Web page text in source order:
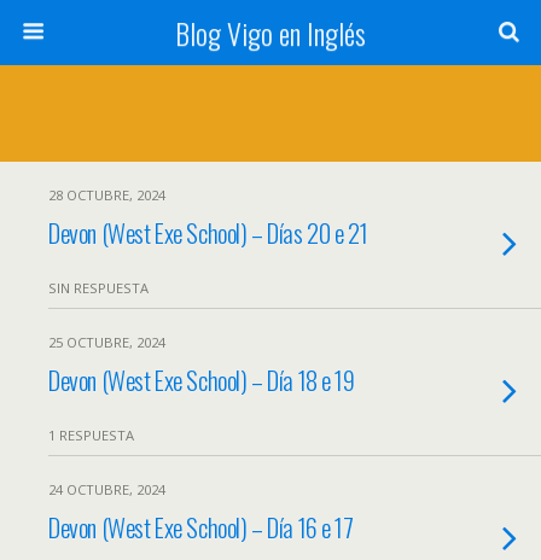
Blog Vigo en Inglés
28 OCTUBRE, 2024
Devon (West Exe School) – Días 20 e 21
SIN RESPUESTA
25 OCTUBRE, 2024
Devon (West Exe School) – Día 18 e 19
1 RESPUESTA
24 OCTUBRE, 2024
Devon (West Exe School) – Día 16 e 17